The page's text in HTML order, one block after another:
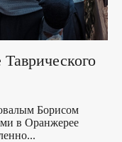
Борисом
в Оранжерее